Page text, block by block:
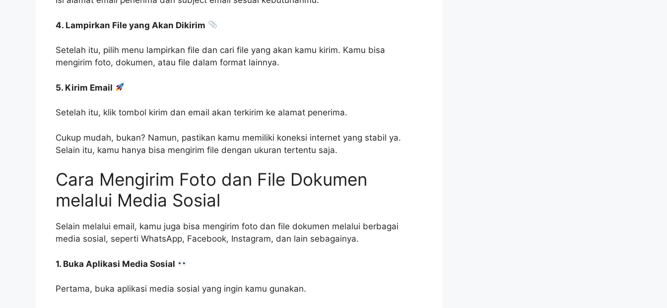
4. Lampirkan File yang Akan Dikirim
Setelah itu, pilih menu lampirkan file dan cari file yang akan kamu kirim. Kamu bisa
mengirim foto, dokumen, atau file dalam format lainnya.
5. Kirim Email
Setelah itu, klik tombol kirim dan email akan terkirim ke alamat penerima.
Cukup mudah, bukan? Namun, pastikan kamu memiliki koneksi internet yang stabil ya.
Selain itu, kamu hanya bisa mengirim file dengan ukuran tertentu saja.
Cara Mengirim Foto dan File Dokumen
melalui Media Sosial
Selain melalui email, kamu juga bisa mengirim foto dan file dokumen melalui berbagai
media sosial, seperti WhatsApp, Facebook, Instagram, dan lain sebagainya.
1. Buka Aplikasi Media Sosial
Pertama, buka aplikasi media sosial yang ingin kamu gunakan.